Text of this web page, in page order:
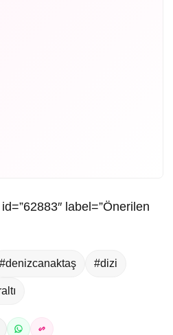
label=”Önerilen
#denizcanaktaş #dizi